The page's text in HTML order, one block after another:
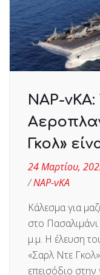
ΝΑΡ-νΚΑ:
Γκολ»
24 Μαρτίου,
/ΝΑΡ-νΚΑ
Κάλεσμα για
στο
μ.μ. Η έλευση
«Σαρλ Ντε
επεισόδιο στην